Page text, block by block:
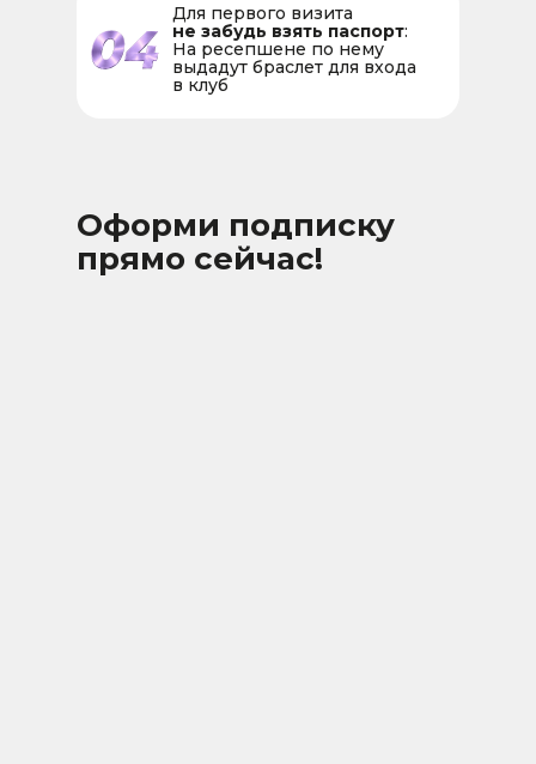
Для первого визита
не забудь взять паспорт:
На ресепшене по нему
выдадут браслет для входа
в клуб
Оформи подписку
прямо сейчас!